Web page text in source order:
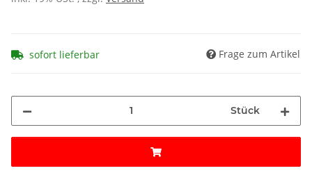
sofort lieferbar Frage zum Artikel
Stück